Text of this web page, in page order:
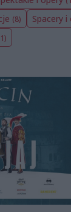
(8) Spacery